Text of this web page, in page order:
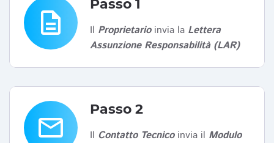
description
Passo 1
Il Proprietarioinvia la Lettera
Assunzione Responsabilità (LAR)
email
Passo 2
Il Contatto Tecnicoinvia il Modulo